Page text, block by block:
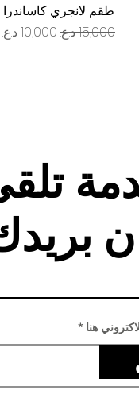
العرض السريع
طقم لانجري كاساندرا
سعر عادي سعر البيع
هنا